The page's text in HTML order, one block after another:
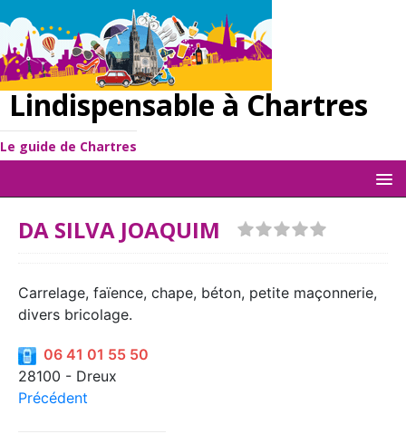
Lindispensable à Chartres
Le guide de Chartres
DA SILVA JOAQUIM
Carrelage, faïence, chape, béton, petite maçonnerie,
divers bricolage.
06 41 01 55 50
28100 - Dreux
Précédent